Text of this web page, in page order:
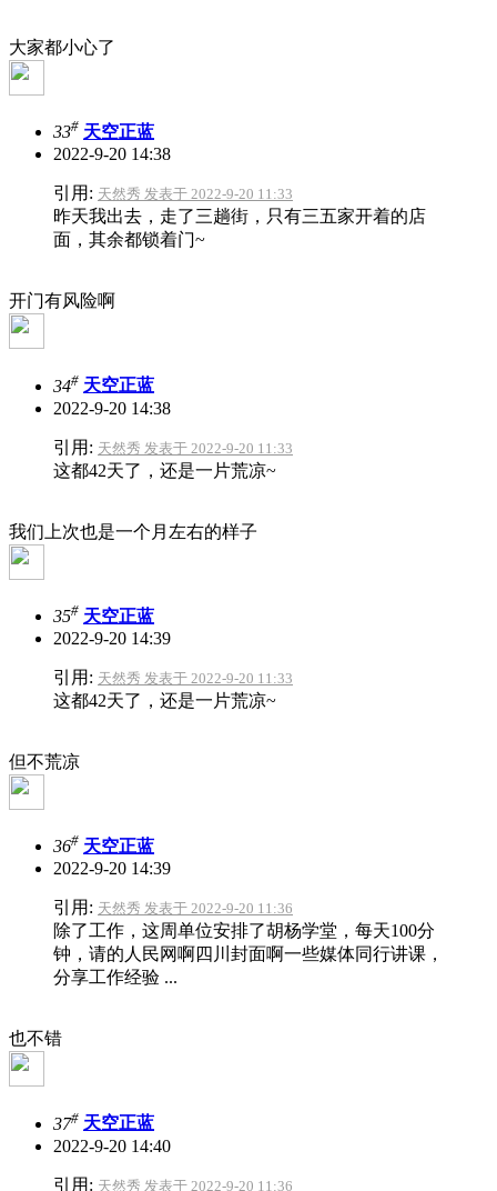
大家都小心了
33# 天空正蓝
2022-9-20 14:38
引用: 天然秀 发表于 2022-9-20 11:33
昨天我出去，走了三趟街，只有三五家开着的店
面，其余都锁着门~
开门有风险啊
34# 天空正蓝
2022-9-20 14:38
引用: 天然秀 发表于 2022-9-20 11:33
这都42天了，还是一片荒凉~
我们上次也是一个月左右的样子
35# 天空正蓝
2022-9-20 14:39
引用: 天然秀 发表于 2022-9-20 11:33
这都42天了，还是一片荒凉~
但不荒凉
36# 天空正蓝
2022-9-20 14:39
引用: 天然秀 发表于 2022-9-20 11:36
除了工作，这周单位安排了胡杨学堂，每天100分
钟，请的人民网啊四川封面啊一些媒体同行讲课，
分享工作经验 ...
也不错
37# 天空正蓝
2022-9-20 14:40
引用: 天然秀 发表于 2022-9-20 11:36